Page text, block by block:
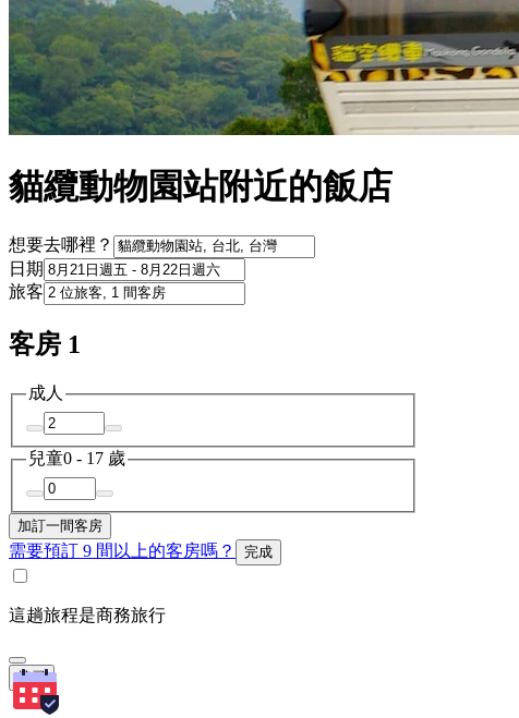
貓纜動物園站附近的飯店
想要去哪裡？
日期
旅客
客房 1
成人
兒童0 - 17 歲
加訂一間客房
需要預訂 9 間以上的客房嗎？ 完成
這趟旅程是商務旅行
搜尋